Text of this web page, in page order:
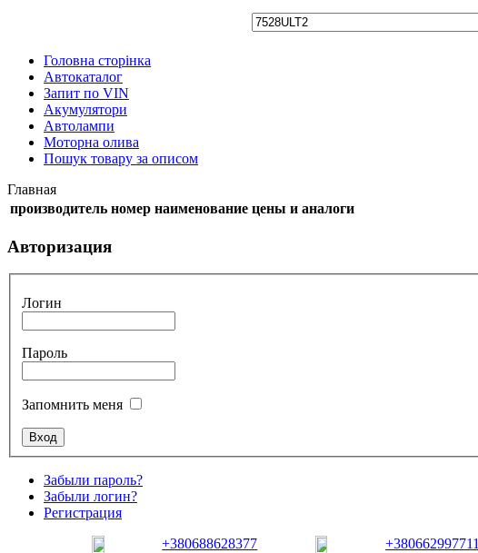
Головна сторінка
Автокаталог
Запит по VIN
Акумулятори
Автолампи
Моторна олива
Пошук товару за описом
Главная
производитель номер наименование цены и аналоги
Авторизация
Логин
Пароль
Запомнить меня
Забыли пароль?
Забыли логин?
Регистрация
+380688628377
+380662997711